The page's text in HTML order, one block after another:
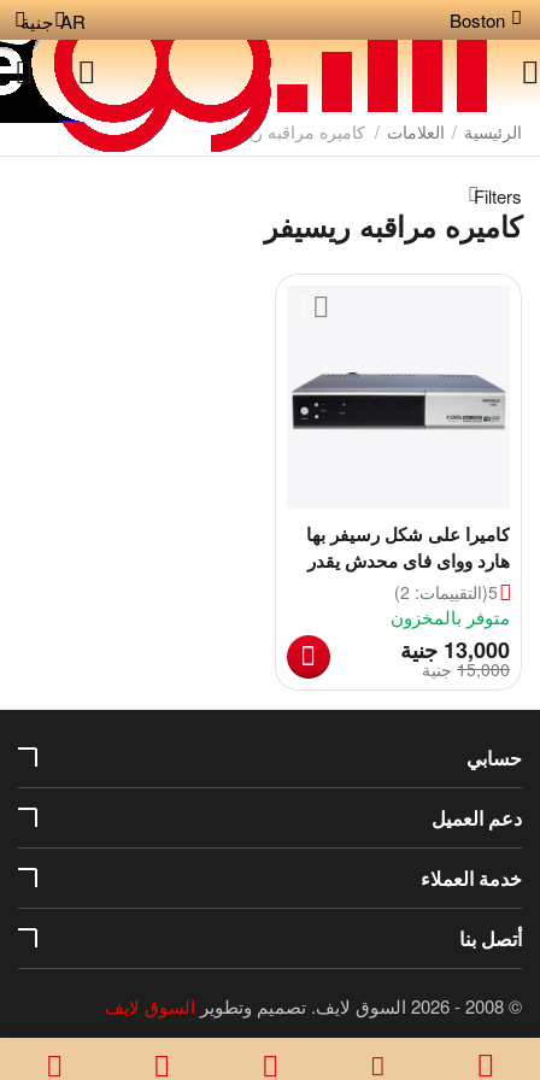
Boston جنية AR
الرئيسية / العلامات / كاميره مراقبه ريسيفر
Filters
كاميره مراقبه ريسيفر
كاميرا على شكل رسيفر بها
هارد وواى فاى محدش يقدر
يكتشفها
5(التقييمات: 2)
متوفر بالمخزون
جنية 13,000
جنية 15,000
حسابي
دعم العميل
خدمة العملاء
أتصل بنا
© 2008 - 2026 السوق لايف. تصميم وتطوير السوق لايف